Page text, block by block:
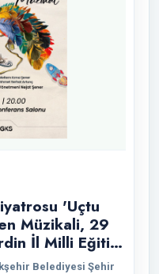
'Uçtu
Müzikali, 29
İl Milli Eğitim
Salonu
Belediyesi Şehir